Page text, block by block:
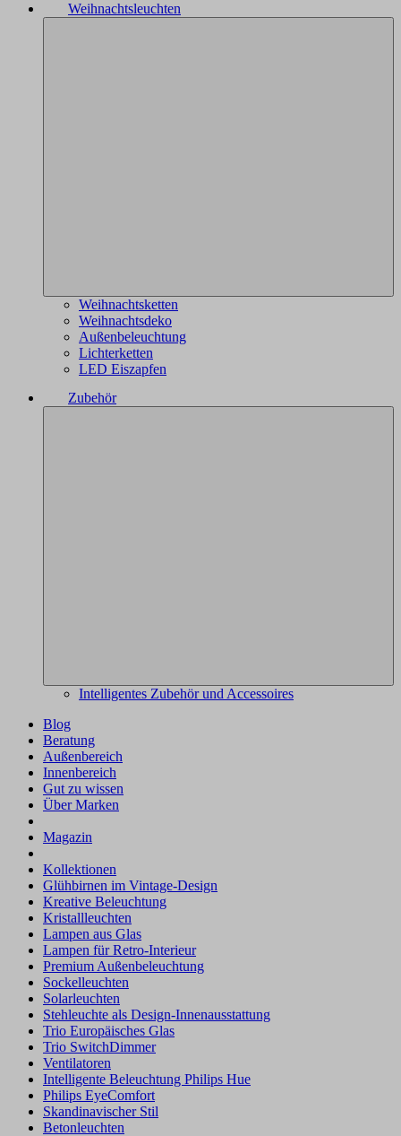
Weihnachtsleuchten
Weihnachtsketten
Weihnachtsdeko
Außenbeleuchtung
Lichterketten
LED Eiszapfen
Zubehör
Intelligentes Zubehör und Accessoires
Blog
Beratung
Außenbereich
Innenbereich
Gut zu wissen
Über Marken
Magazin
Kollektionen
Glühbirnen im Vintage-Design
Kreative Beleuchtung
Kristallleuchten
Lampen aus Glas
Lampen für Retro-Interieur
Premium Außenbeleuchtung
Sockelleuchten
Solarleuchten
Stehleuchte als Design-Innenausstattung
Trio Europäisches Glas
Trio SwitchDimmer
Ventilatoren
Intelligente Beleuchtung Philips Hue
Philips EyeComfort
Skandinavischer Stil
Betonleuchten